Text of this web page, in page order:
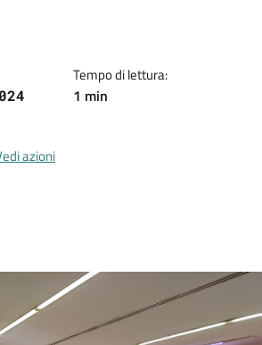
Tempo di lettura:
1 min
azioni